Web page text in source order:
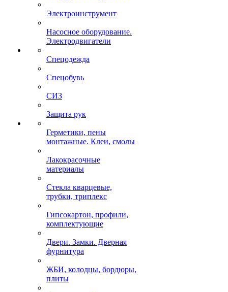
Электроинструмент
Насосное оборудование.
Электродвигатели
Спецодежда
Спецобувь
СИЗ
Защита рук
Герметики, пены
монтажные. Клеи, смолы
Лакокрасочные
материалы
Стекла кварцевые,
трубки, триплекс
Гипсокартон, профили,
комплектующие
Двери. Замки. Дверная
фурнитура
ЖБИ, колодцы, бордюры,
плиты